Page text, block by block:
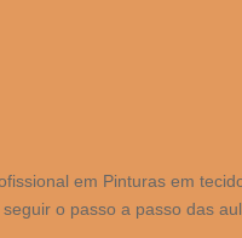
em Pinturas em
o passo a passo das